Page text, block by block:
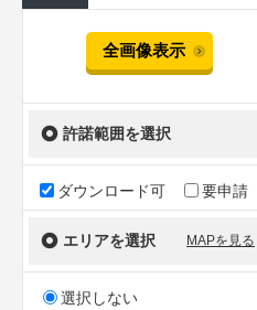
全画像表示
許諾範囲を選択
ダウンロード可 要申請
エリアを選択 MAPを見る
選択しない